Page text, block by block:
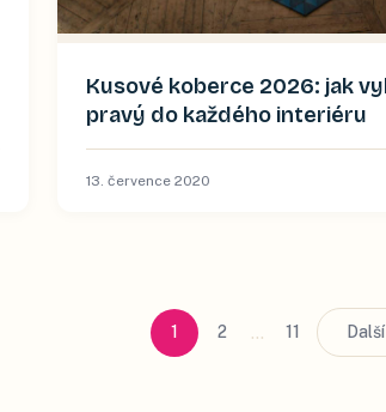
Kusové koberce 2026: jak
pravý do každého interiéru
13. července 2020
1 2 … 11